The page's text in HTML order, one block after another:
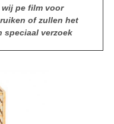
pe film voor
of zullen het
speciaal verzoek